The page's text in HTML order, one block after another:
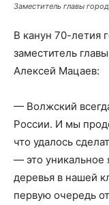
Заместитель главы
В канун 70-летия
заместитель
Алексей Мацаев:
— Волжский
России. И мы
что удалось
— это уникальное
деревья в нашей
первую очередь